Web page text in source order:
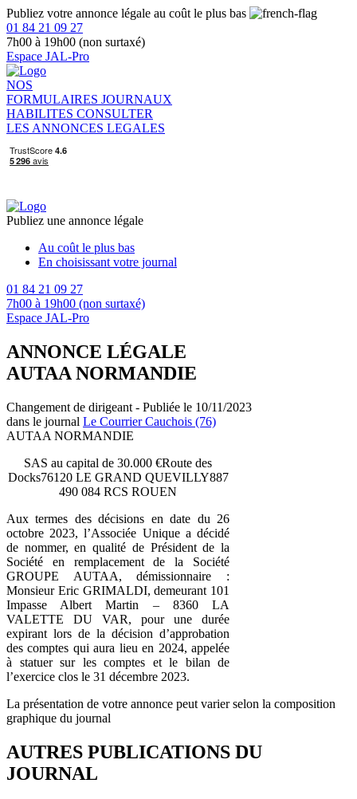
Publiez votre annonce légale au coût le plus bas
01 84 21 09 27
7h00 à 19h00 (non surtaxé)
Espace JAL-Pro
NOS
FORMULAIRES JOURNAUX
HABILITES CONSULTER
LES ANNONCES LEGALES
Publiez une annonce légale
Au coût le plus bas
En choisissant votre journal
01 84 21 09 27
7h00 à 19h00 (non surtaxé)
Espace JAL-Pro
ANNONCE LÉGALE
AUTAA NORMANDIE
Changement de dirigeant - Publiée le 10/11/2023
dans le journal Le Courrier Cauchois (76)
AUTAA NORMANDIE
SAS au capital de 30.000 €Route des
Docks76120 LE GRAND QUEVILLY887
490 084 RCS ROUEN
Aux termes des décisions en date du 26
octobre 2023, l’Associée Unique a décidé
de nommer, en qualité de Président de la
Société en remplacement de la Société
GROUPE AUTAA, démissionnaire :
Monsieur Eric GRIMALDI, demeurant 101
Impasse Albert Martin – 8360 LA
VALETTE DU VAR, pour une durée
expirant lors de la décision d’approbation
des comptes qui aura lieu en 2024, appelée
à statuer sur les comptes et le bilan de
l’exercice clos le 31 décembre 2023.
La présentation de votre annonce peut varier selon la composition
graphique du journal
AUTRES PUBLICATIONS DU
JOURNAL